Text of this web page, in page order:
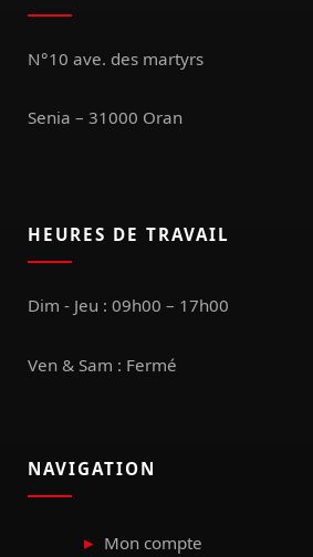
N°10 ave. des martyrs
Senia – 31000 Oran
HEURES DE TRAVAIL
Dim - Jeu : 09h00 – 17h00
Ven & Sam : Fermé
NAVIGATION
Mon compte